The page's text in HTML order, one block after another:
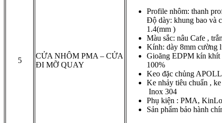
5
CỬA NHÔM PMA – CỬA
ĐI MỠ QUAY
Profile nhôm: thanh
Độ dày: khung bao và
1.4(mm )
Màu sắc: nâu Cafe ,
Kính: dày 8mm cường
Gioăng EDPM kín khít
100%
Keo đặc chủng
Ke nhảy tiêu chuẩn ,
Inox 304
Phụ kiện : PMA,
Sản phẩm bảo hành